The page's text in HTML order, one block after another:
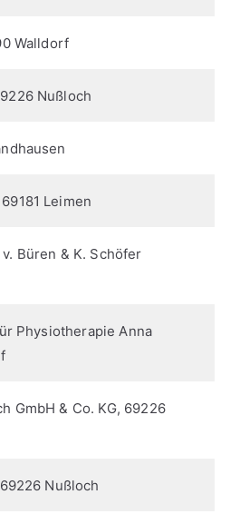
Walldorf
Nußloch
Leimen
Büren & K. Schöfer
Physiotherapie Anna
GmbH & Co. KG, 69226
Nußloch